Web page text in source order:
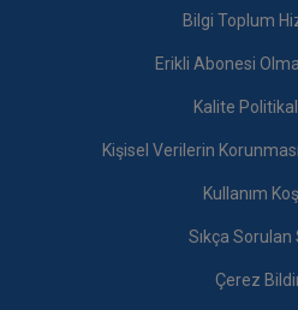
Bilgi Toplum
Erikli Abonesi
Kalite
Kişisel Verilerin
Kullanım
Sıkça Sorulan
Çerez